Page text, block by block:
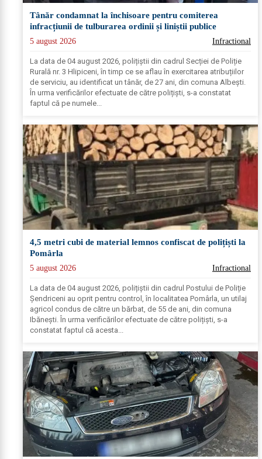
Tânăr condamnat la închisoare pentru comiterea
infracțiunii de tulburarea ordinii și liniștii publice
5 august 2026 Infractional
La data de 04 august 2026, polițiștii din cadrul Secției de Poliție
Rurală nr. 3 Hlipiceni, în timp ce se aflau în exercitarea atribuțiilor
de serviciu, au identificat un tânăr, de 27 ani, din comuna Albești.
În urma verificărilor efectuate de către polițiști, s-a constatat
faptul că pe numele...
4,5 metri cubi de material lemnos confiscat de polițiști la
Pomârla
5 august 2026 Infractional
La data de 04 august 2026, polițiștii din cadrul Postului de Poliție
Șendriceni au oprit pentru control, în localitatea Pomârla, un utilaj
agricol condus de către un bărbat, de 55 de ani, din comuna
Ibănești. În urma verificărilor efectuate de către polițiști, s-a
constatat faptul că acesta...